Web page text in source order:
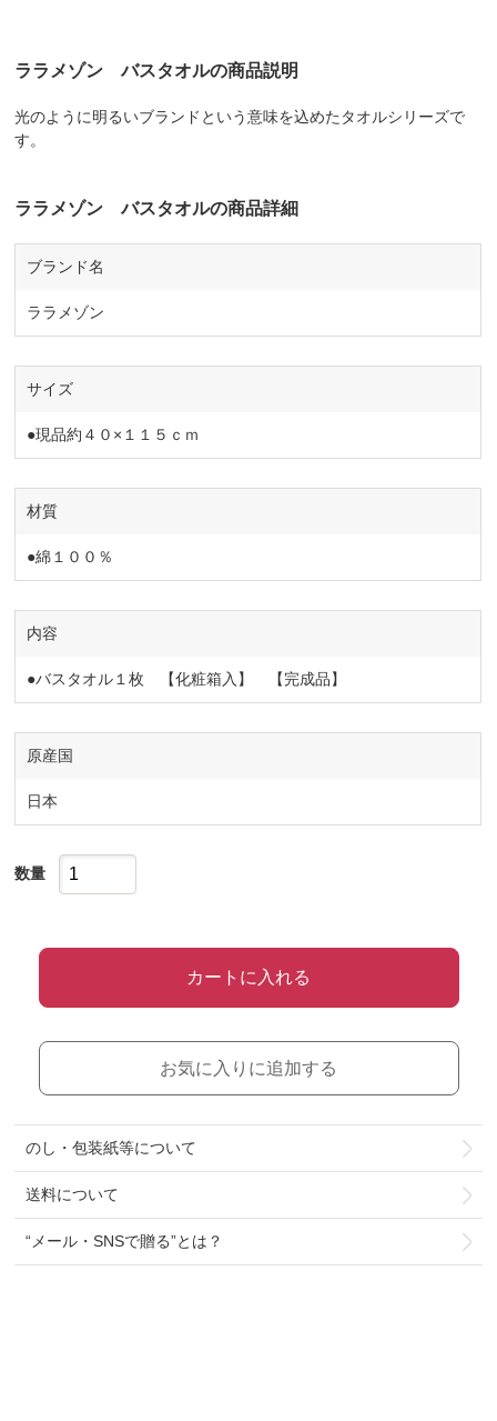
ララメゾン バスタオルの商品説明
光のように明るいブランドという意味を込めたタオルシリーズで
す。
ララメゾン バスタオルの商品詳細
ブランド名
ララメゾン
サイズ
●現品約４０×１１５ｃｍ
材質
●綿１００％
内容
●バスタオル１枚 【化粧箱入】 【完成品】
原産国
日本
数量
カートに入れる
お気に入りに追加する
のし・包装紙等について
送料について
“メール・SNSで贈る”とは？